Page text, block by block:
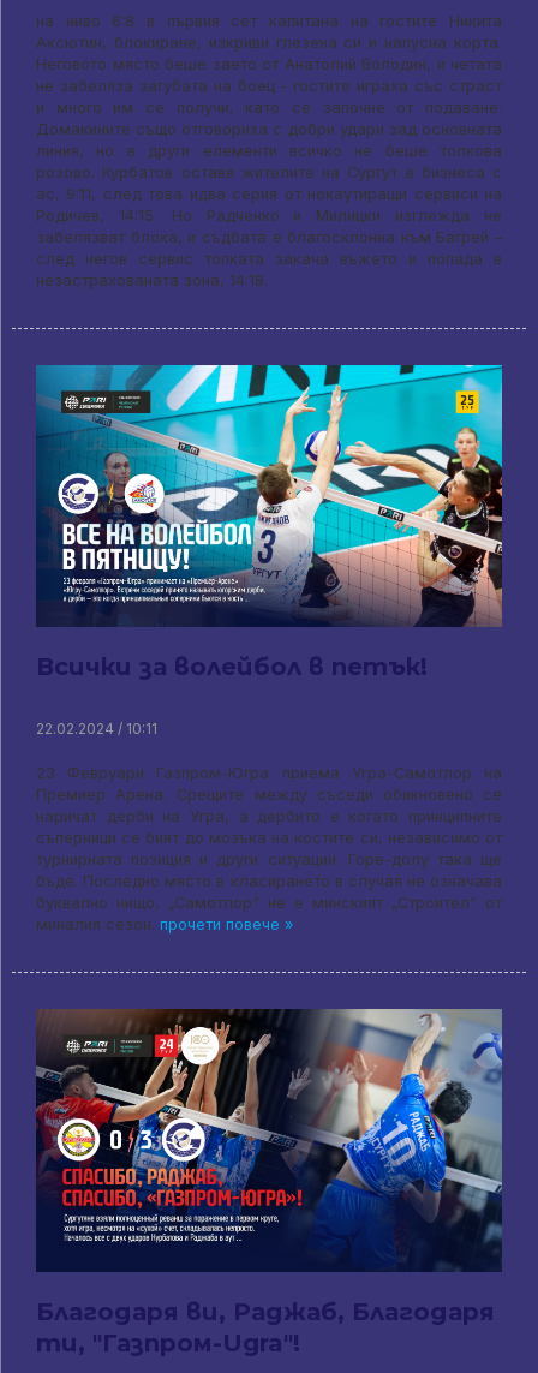
на ниво 6:8 в първия сет капитана на гостите Никита
Аксютин, блокиране, изкриви глезена си и напусна корта.
Неговото място беше заето от Анатолий Володин, и четата
не забеляза загубата на боец ​​- гостите играха със страст
и много им се получи, като се започне от подаване.
Домакините също отговориха с добри удари зад основната
линия, но в други елементи всичко не беше толкова
розово. Курбатов оставя жителите на Сургут в бизнеса с
ас, 9:11, след това идва серия от нокаутиращи сервиси на
Родичев, 14:15. Но Радченко и Милицки изглежда не
забелязват блока, и съдбата е благосклонна към Багрей –
след негов сервис топката закача въжето и попада в
незастрахованата зона, 14:18.
Всички за волейбол в петък!
22.02.2024 / 10:11
23 Февруари Газпром-Югра приема Угра-Самотлор на
Премиер Арена. Срещите между съседи обикновено се
наричат ​​дерби на Угра, а дербито е когато принципните
съперници се бият до мозъка на костите си, независимо от
турнирната позиция и други ситуации. Горе-долу така ще
бъде. Последно място в класирането в случая не означава
буквално нищо, „Самотлор“ не е минският „Строител“ от
миналия сезон. прочети повече »
Благодаря ви, Раджаб, Благодаря
ти, "Газпром-Ugra"!